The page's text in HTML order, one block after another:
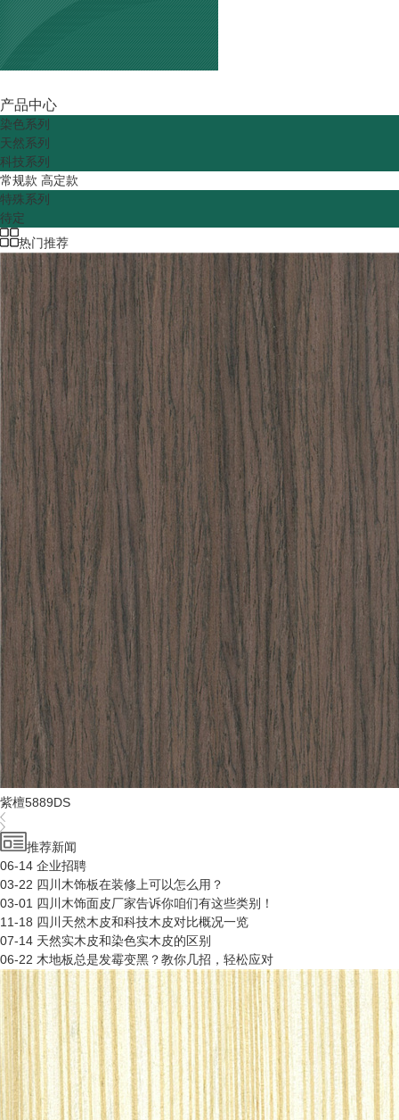
产品中心
染色系列
天然系列
科技系列
常规款 高定款
特殊系列
待定
热门推荐
紫檀5889DS
推荐新闻
06-14 企业招聘
03-22 四川木饰板在装修上可以怎么用？
03-01 四川木饰面皮厂家告诉你咱们有这些类别！
11-18 四川天然木皮和科技木皮对比概况一览
07-14 天然实木皮和染色实木皮的区别
06-22 木地板总是发霉变黑？教你几招，轻松应对